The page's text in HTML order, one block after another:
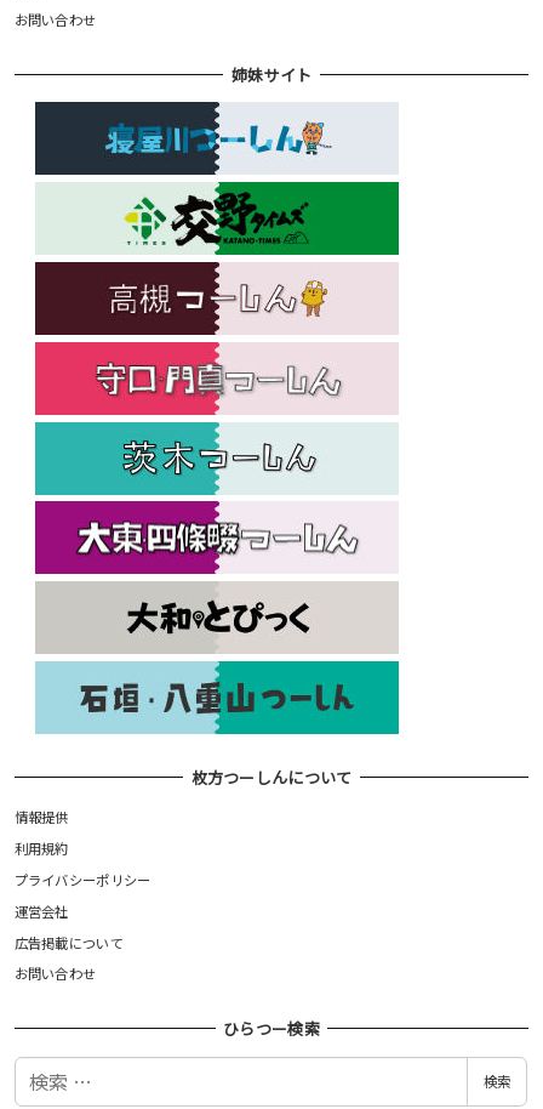
お問い合わせ
姉妹サイト
枚方つーしんについて
情報提供
利用規約
プライバシーポリシー
運営会社
広告掲載について
お問い合わせ
ひらつー検索
検
検索